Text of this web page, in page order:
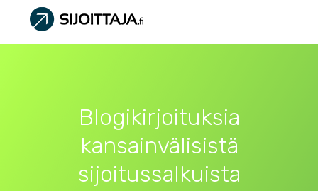
Blogikirjoituksia
kansainvälisistä
sijoitussalkuista